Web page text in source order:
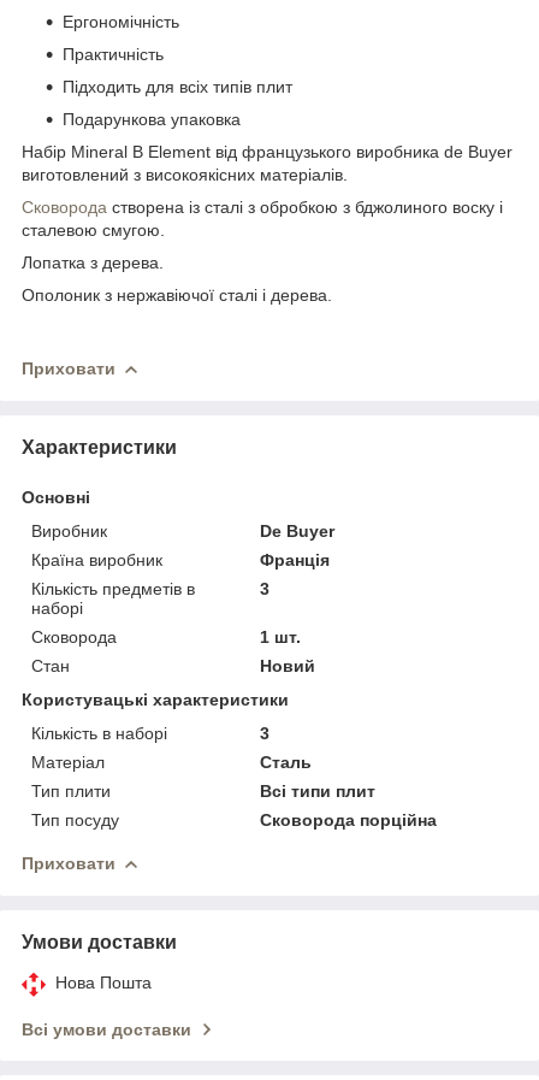
Ергономічність
Практичність
Підходить для всіх типів плит
Подарункова упаковка
Набір Mineral B Element від французького виробника de Buyer
виготовлений з високоякісних матеріалів.
Сковорода створена із сталі з обробкою з бджолиного воску і
сталевою смугою.
Лопатка з дерева.
Ополоник з нержавіючої сталі і дерева.
Приховати
Характеристики
Основні
Виробник
De Buyer
Країна виробник
Франція
Кількість предметів в
наборі
3
Сковорода
1 шт.
Стан
Новий
Користувацькі характеристики
Кількість в наборі
3
Матеріал
Сталь
Тип плити
Всі типи плит
Тип посуду
Сковорода порційна
Приховати
Умови доставки
Нова Пошта
Всі умови доставки